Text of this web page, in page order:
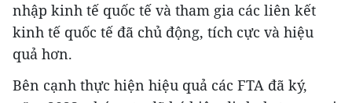
nhập kinh tế quốc tế và tham gia các liên kết
kinh tế quốc tế đã chủ động, tích cực và hiệu
quả hơn.
Bên cạnh thực hiện hiệu quả các FTA đã ký,